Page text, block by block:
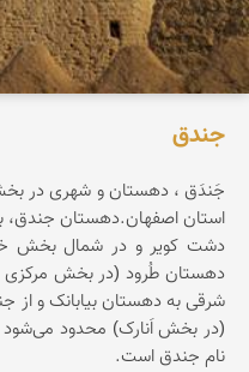
جندق‌
جَندَق‌ ، دهستان‌ و شهری‌ در بخش‌
استان‌ اصفهان‌.دهستان‌ جندق‌،
دشت‌ کویر و در شمال‌ بخش‌
دهستان‌ طُرود (در بخش‌
شرقی‌ به‌ دهستان‌ بیابانک‌ و از
(در بخش‌ اَنارک‌) محدود می‌شود
نام‌ جندق‌ است‌.